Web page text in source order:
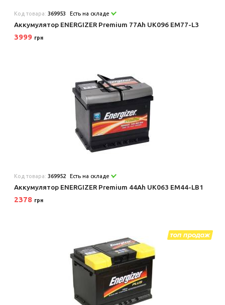
Код товара:369953 Есть на складе
Аккумулятор ENERGIZER Premium 77Ah UK096 EM77-L3
3999 грн
Код товара:369952 Есть на складе
Аккумулятор ENERGIZER Premium 44Ah UK063 EM44-LB1
2378 грн